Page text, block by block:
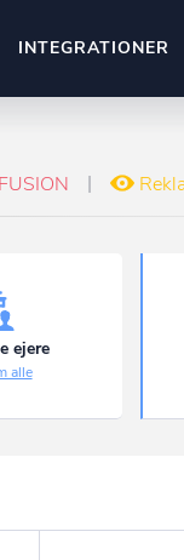
INTEGRATIONER
ejere
alle